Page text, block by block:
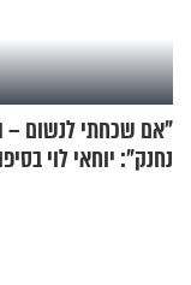
"אם שכחתי לנשום –
נחנק": יוחאי לוי